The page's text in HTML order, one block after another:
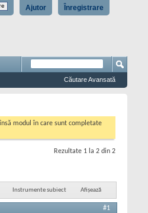
Înregistrare
Ajutor
Căutare Avansată
modul în care sunt completate
Rezultate 1 la 2 din 2
Instrumente subiect Afișează
#1